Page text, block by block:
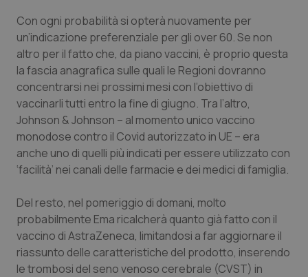
Quotidiano Cardiologia
Quotidiano Chirurgia
Quotidiano Oncologia
Quotidiano Pediatria
Salute orale & impianti
Sangue & coagulazione
Con ogni probabilità si opterà nuovamente per
un’indicazione preferenziale per gli over 60. Se non
altro per il fatto che, da piano vaccini, è proprio questa
la fascia anagrafica sulle quali le Regioni dovranno
concentrarsi nei prossimi mesi con l’obiettivo di
vaccinarli tutti entro la fine di giugno. Tra l’altro,
Johnson & Johnson – al momento unico vaccino
monodose contro il Covid autorizzato in UE – era
anche uno di quelli più indicati per essere utilizzato con
‘facilità’ nei canali delle farmacie e dei medici di famiglia.
Del resto, nel pomeriggio di domani, molto
probabilmente Ema ricalcherà quanto già fatto con il
vaccino di AstraZeneca, limitandosi a far aggiornare il
riassunto delle caratteristiche del prodotto, inserendo
le trombosi del seno venoso cerebrale (CVST) in